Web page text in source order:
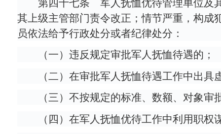
第四十七条 军人抚恤优待管理单位及
其上级主管部门责令改正；情节严重，构成
员依法给予行政处分或者纪律处分：
（一）违反规定审批军人抚恤待遇的；
（二）在审批军人抚恤待遇工作中出
（三）不按规定的标准、数额、对象
（四）在军人抚恤优待工作中利用职权